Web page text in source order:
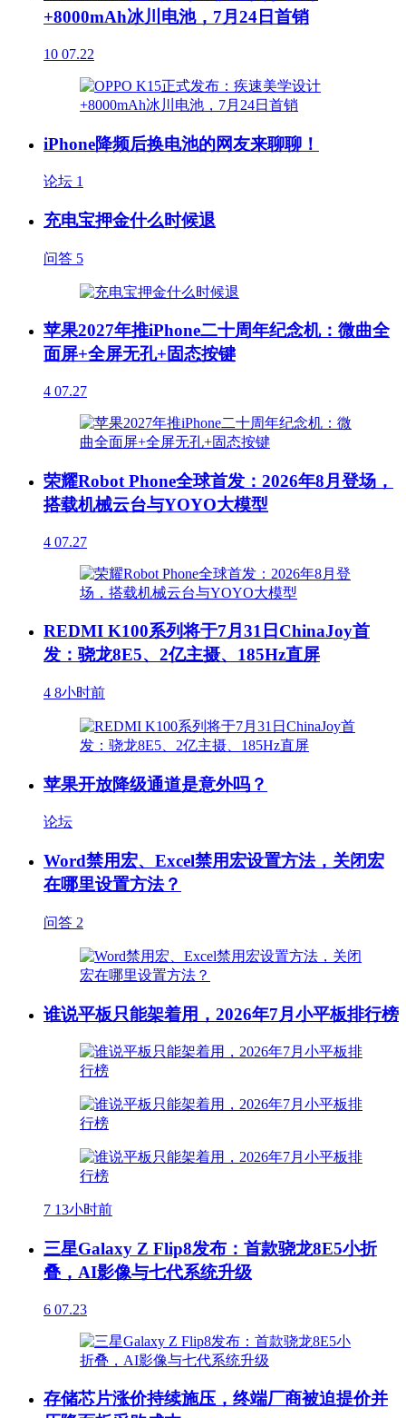
+8000mAh冰川电池，7月24日首销
10 07.22
iPhone降频后换电池的网友来聊聊！
论坛 1
充电宝押金什么时候退
问答 5
苹果2027年推iPhone二十周年纪念机：微曲全
面屏+全屏无孔+固态按键
4 07.27
荣耀Robot Phone全球首发：2026年8月登场，
搭载机械云台与YOYO大模型
4 07.27
REDMI K100系列将于7月31日ChinaJoy首
发：骁龙8E5、2亿主摄、185Hz直屏
4 8小时前
苹果开放降级通道是意外吗？
论坛
Word禁用宏、Excel禁用宏设置方法，关闭宏
在哪里设置方法？
问答 2
谁说平板只能架着用，2026年7月小平板排行榜
7 13小时前
三星Galaxy Z Flip8发布：首款骁龙8E5小折
叠，AI影像与七代系统升级
6 07.23
存储芯片涨价持续施压，终端厂商被迫提价并